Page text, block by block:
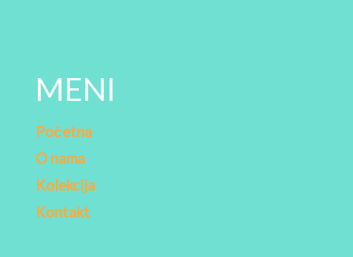
MENI
Početna
O nama
Kolekcija
Kontakt